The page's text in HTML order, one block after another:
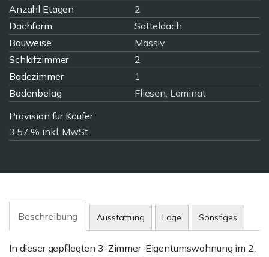
Anzahl Etagen
2
Dachform
Satteldach
Bauweise
Massiv
Schlafzimmer
2
Badezimmer
1
Bodenbelag
Fliesen, Laminat
Provision für Käufer
3,57 % inkl. MwSt.
Beschreibung Ausstattung Lage Sonstiges
In dieser gepflegten 3-Zimmer-Eigentumswohnung im 2.